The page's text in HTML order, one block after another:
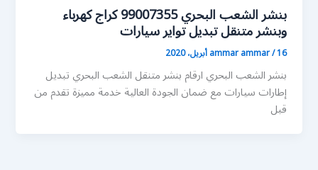
بنشر الشعب البحري 99007355 كراج كهرباء
وبنشر متنقل تبديل تواير سيارات
ammar ammar/16 أبريل، 2020
بنشر الشعب البحري ارقام بنشر متنقل الشعب البحري تبديل
إطارات سيارات مع ضمان الجودة العالية خدمة مميزة تقدم من
قبل